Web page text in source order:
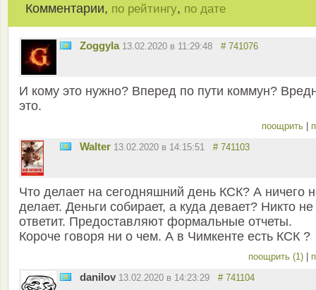
Комментарии, по рейтингу, по дате
Zoggyla 13.02.2020 в 11:29:48 # 741076
И кому это нужно? Вперед по пути коммун?
это.
поощрить |
Walter 13.02.2020 в 14:15:51 # 741103
Что делает на сегодняшний день КСК? А ничего
делает. Деньги собирает, а куда девает? Никто не
ответит. Предоставляют формальные отчеты.
Короче говоря ни о чем. А в Чимкенте есть КСК ?
поощрить (1) |
danilov 13.02.2020 в 14:23:29 # 741104